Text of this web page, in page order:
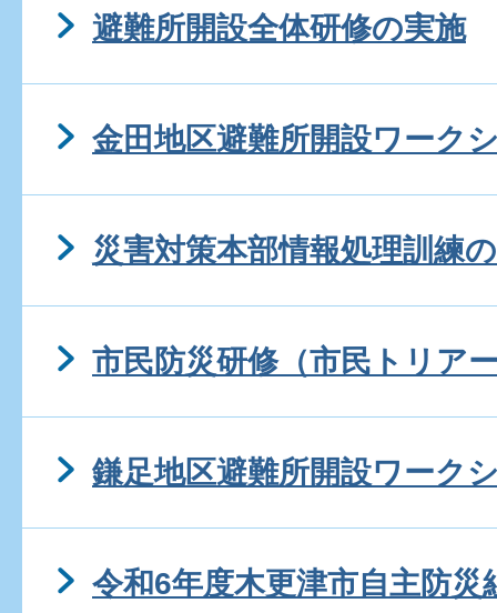
避難所開設全体研修の実施
金田地区避難所開設ワーク
災害対策本部情報処理訓練
市民防災研修（市民トリア
鎌足地区避難所開設ワーク
令和6年度木更津市自主防災